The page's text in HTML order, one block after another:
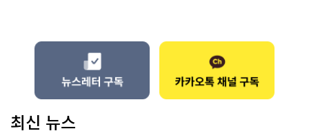
최신 뉴스